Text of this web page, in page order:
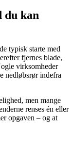
du kan
typisk starte med
fjernes blade,
virksomheder
nedløbsrør indefra
men mange
renses én eller
opgaven – og at